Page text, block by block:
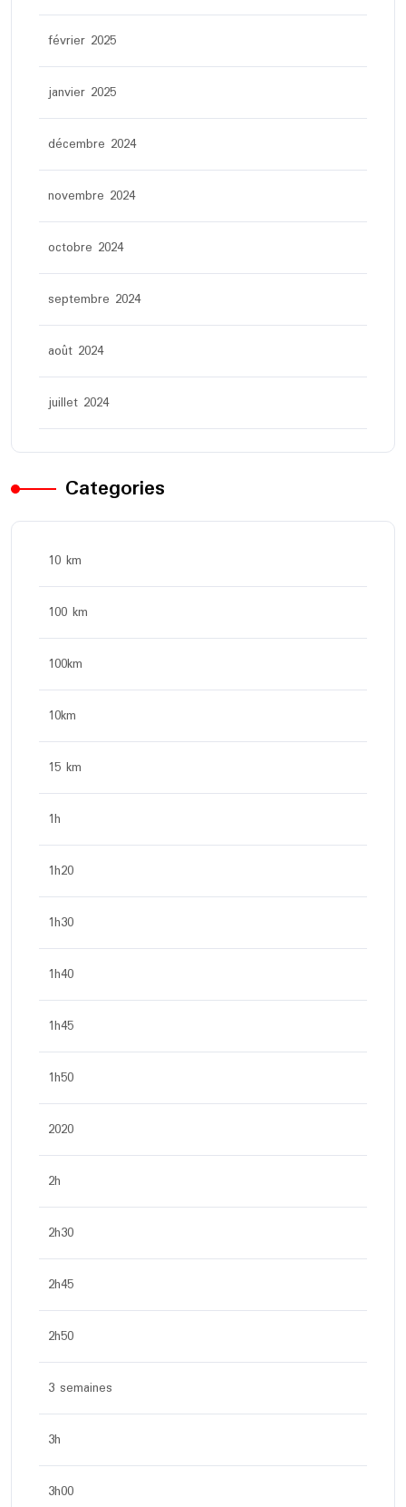
février 2025
janvier 2025
décembre 2024
novembre 2024
octobre 2024
septembre 2024
août 2024
juillet 2024
Categories
10 km
100 km
100km
10km
15 km
1h
1h20
1h30
1h40
1h45
1h50
2020
2h
2h30
2h45
2h50
3 semaines
3h
3h00